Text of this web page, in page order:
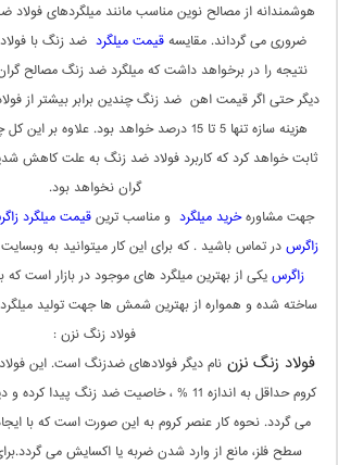
هوشمندانه از مصالح نوین مناسب مانند میلگردهای فولاد
ضروری می گرداند. مقایسهقیمت میلگرد ضد زنگ با
نتیجه را در برخواهد داشت که میلگرد ضد زنگ مصالح
دیگر حتی اگر قیمت اهن ضد زنگ چندین برابر بیشتر از
هزینه سازه تنها 5 تا 15 درصد خواهد بود.
ثابت خواهد کرد که کاربرد فولاد ضد زنگ به علت کاهش
گران نخواهد بود.
جهت مشاورهخرید میلگرد و مناسب ترینقیمت میلگرد
زاگرسدر تماس باشید . که برای این کار میتوانید به
زاگرسیکی از بهترین میلگرد های موجود در بازار است که
ساخته شده و همواره از بهترین شمش ها جهت تولید
فولاد زنگ نزن :
فولاد زنگ نزن نام دیگر فولادهای ضدزنگ است. این
کروم حداقل به اندازه 11 % ، خاصیت ضد زنگ
می گردد. نحوه کار عنصر کروم به این صورت است که با
سطح فلز، مانع از وارد شدن ضربه یا اکسایش می